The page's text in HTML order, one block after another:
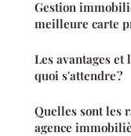
Gestion
meilleure carte
Les avantages et
quoi s'attendre ?
Quelles sont les
agence